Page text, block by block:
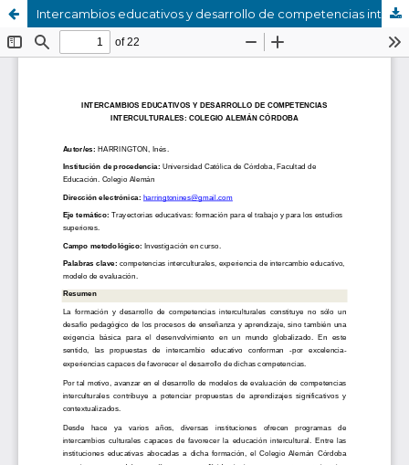
Intercambios educativos y desarrollo de competencias interculturales: Colegio Alemán de Córdoba